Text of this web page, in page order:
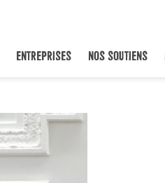
ENTREPRISES NOS SOUTIENS